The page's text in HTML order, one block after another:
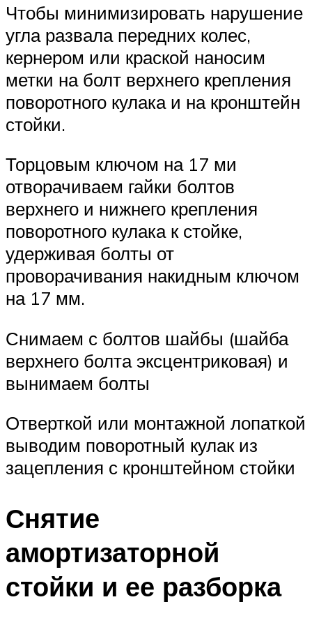
Чтобы минимизировать нарушение
угла развала передних колес,
кернером или краской наносим
метки на болт верхнего крепления
поворотного кулака и на кронштейн
стойки.
Торцовым ключом на 17 ми
отворачиваем гайки болтов
верхнего и нижнего крепления
поворотного кулака к стойке,
удерживая болты от
проворачивания накидным ключом
на 17 мм.
Снимаем с болтов шайбы (шайба
верхнего болта эксцентриковая) и
вынимаем болты
Отверткой или монтажной лопаткой
выводим поворотный кулак из
зацепления с кронштейном стойки
Снятие
амортизаторной
стойки и ее разборка